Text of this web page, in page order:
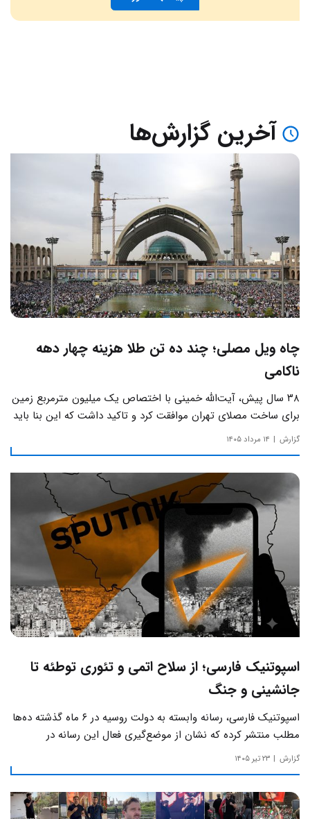
آخرین گزارش‌ها
چاه ویل مصلی؛ چند ده تن طلا هزینه چهار دهه
ناکامی
۳۸ سال پیش، آیت‌الله خمینی با اختصاص یک میلیون مترمربع زمین
برای ساخت مصلای تهران موافقت کرد و تاکید داشت که این بنا باید
به دور از زرق‌وبرق و یادآور سادگی مساجد صدر اسلام باشد.
گزارش ۱۴ مرداد ۱۴۰۵
اسپوتنیک فارسی؛ از سلاح اتمی و تئوری توطئه تا
جانشینی و جنگ
اسپوتنیک فارسی، رسانه وابسته به دولت روسیه در ۶ ماه گذشته ده‌ها
مطلب منتشر کرده که نشان از موضع‌گیری فعال این رسانه‌ در
حساس‌ترین مسائل چالش‌های داخلی ایران دارد.
گزارش ۲۳ تیر ۱۴۰۵